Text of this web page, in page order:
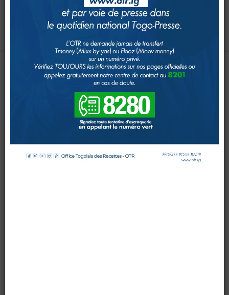
Rechercher
Toggle navigation
Accueil
Page d'Accueil
IMPÔTS
Le système fiscal
DOUANES
Douane Togolaise
CADASTRE &
CELEBRATION DE LA FETE DE
TRAVAIL
A L’OTR
le 02 mai 2015
Mis à jour : 19 juin 2015
Affichages : 5145